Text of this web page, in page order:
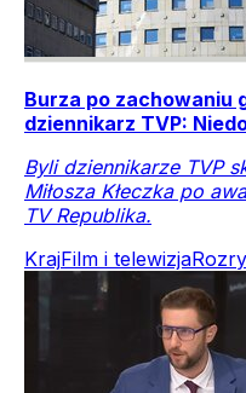
Burza po zachowaniu
dziennikarz TVP:
Byli dziennikarze TVP
Miłosza Kłeczka po
TV Republika.
KrajFilm i telewizja